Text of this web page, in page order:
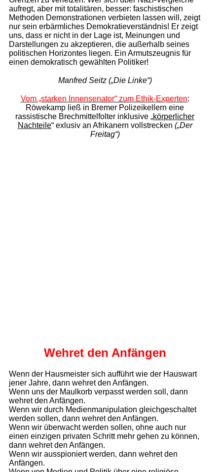
aufregt, aber mit totalitären, besser: faschistischen
Methoden Demonstrationen verbieten lassen will, zeigt
nur sein erbärmliches Demokratieverständnis! Er zeigt
uns, dass er nicht in der Lage ist, Meinungen und
Darstellungen zu akzeptieren, die außerhalb seines
politischen Horizontes liegen. Ein Armutszeugnis für
einen demokratisch gewählten Politiker!
Manfred Seitz („Die Linke“)
Vom „starken Innensenator“ zum Ethik-Experten:
Röwekamp ließ in Bremer Polizeikellern eine
rassistische Brechmittelfolter inklusive „körperlicher
Nachteile“ exlusiv an Afrikanern vollstrecken („Der
Freitag“)
Wehret den Anfängen
Wenn der Hausmeister sich aufführt wie der Hauswart
jener Jahre, dann wehret den Anfängen.
Wenn uns der Maulkorb verpasst werden soll, dann
wehret den Anfängen.
Wenn wir durch Medienmanipulation gleichgeschaltet
werden sollen, dann wehret den Anfängen.
Wenn wir überwacht werden sollen, ohne auch nur
einen einzigen privaten Schritt mehr gehen zu können,
dann wehret den Anfängen.
Wenn wir ausspioniert werden, dann wehret den
Anfängen.